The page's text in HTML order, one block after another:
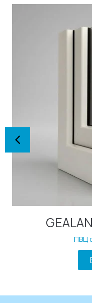
ПВЦ